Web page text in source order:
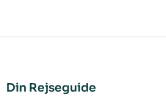
Din Rejseguide